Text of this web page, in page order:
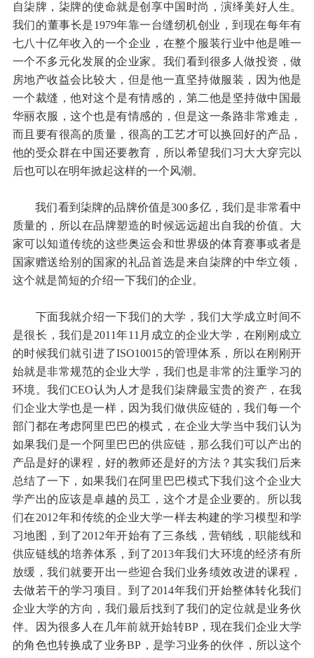
自柒牌，柒牌的使命就是创享中国时尚，演绎美好人生。
我们的董事长是1979年靠一台缝纫机创业，到现在每年有
七八十亿年收入的一个企业，在整个服装行业中他是唯一
一个不多元化发展的企业家。我们看到很多人做投资，做
房地产收益会比较大，但是他一直坚持做服装，因为他是
一个裁缝，他对这个是有情感的，第二他是坚持做中国最
华丽衣服，这个也是有情感的，但是这一条路非常难走，
而且要有很高的质量，很高的工艺才可以换回好的产品，
他的受众群在中国还要教育，所以希望我们习大大穿完以
后也可以在明年掀起这样的一个风潮。
我们看到柒牌的品牌价值是300多亿，我们是非常看中
质量的，所以在品牌塑造的时候远远超出自我的价值。大
家可以知道传统的这些奥运会和世界级的体育赛事或者是
国家赠送给别的国家的礼品首选是来自柒牌的中华立领，
这个就是简短的介绍一下我们的企业。
下面我就介绍一下我们的大学，我们大学成立时间不
是很长，我们是2011年11月成立的企业大学，在刚刚成立
的时候我们就引进了ISO10015的管理体系，所以在刚刚开
始就是非常规范的企业大学，我们也是非常的注重学习的
环境。我们CEO认为人才是我们柒牌最宝贵的资产，在我
们企业大学也是一样，因为我们做供应链的，我们每一个
部门都在考虑阿里巴巴的模式，在企业大学当中我们认为
如果我们是一个阿里巴巴的供应链，那么我们可以产出的
产品是好的课程，好的教师还是好的方法？其实我们后来
总结了一下，如果我们在阿里巴巴模式下我们这个企业大
学产出的应该是卓越的员工，这个才是企业要的。所以我
们在2012年和传统的企业大学一样去构建的学习模型和学
习地图，到了2012年开始有了三条线，营销线，职能线和
供应链线的培养体系，到了2013年我们大环境的经济有所
放缓，我们就要开出一些迎合我们业务绩效改进的课程，
去做若干的学习项目。到了2014年我们开始整体转化我们
企业大学的方向，我们最后找到了我们的定位就是业务伙
伴。因为很多人在几年前就开始转BP，现在我们企业大学
的角色也转换成了业务BP，是学习业务的伙伴，所以这个